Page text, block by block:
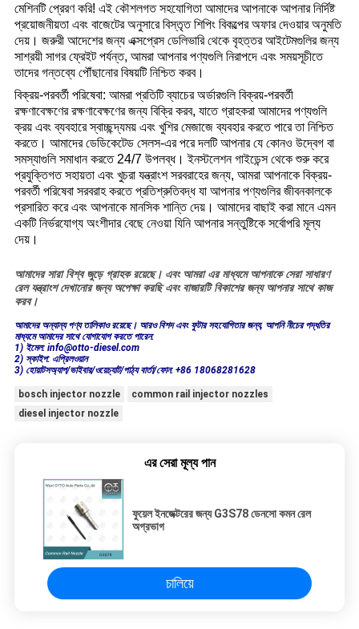
মেশিনটি প্রেরণ করি! এই কৌশলগত সহযোগিতা আমাদের আপনাকে আপনার নির্দিষ্ট
প্রয়োজনীয়তা এবং বাজেটের অনুসারে বিস্তৃত শিপিং বিকল্পের অফার দেওয়ার অনুমতি
দেয়। জরুরী আদেশের জন্য এক্সপ্রেস ডেলিভারি থেকে বৃহত্তর আইটেমগুলির জন্য
সাশ্রয়ী সাগর ফ্রেইট পর্যন্ত, আমরা আপনার পণ্যগুলি নিরাপদে এবং সময়সূচীতে
তাদের গন্তব্যে পৌঁছানোর বিষয়টি নিশ্চিত করব।
বিক্রয়-পরবর্তী পরিষেবা: আমরা প্রতিটি ব্যাচের অর্ডারগুলি বিক্রয়-পরবর্তী
রক্ষণাবেক্ষণের রক্ষণাবেক্ষণের জন্য বিক্রি করব, যাতে গ্রাহকরা আমাদের পণ্যগুলি
ক্রয় এবং ব্যবহারে স্বাচ্ছন্দ্যময় এবং খুশির মেজাজে ব্যবহার করতে পারে তা নিশ্চিত
করতে। আমাদের ডেডিকেটেড সেলস-এর পরে দলটি আপনার যে কোনও উদ্বেগ বা
সমস্যাগুলি সমাধান করতে 24/7 উপলব্ধ। ইনস্টলেশন গাইডেন্স থেকে শুরু করে
প্রযুক্তিগত সহায়তা এবং খুচরা যন্ত্রাংশ সরবরাহের জন্য, আমরা আপনাকে বিক্রয়-
পরবর্তী পরিষেবা সরবরাহ করতে প্রতিশ্রুতিবদ্ধ যা আপনার পণ্যগুলির জীবনকালকে
প্রসারিত করে এবং আপনাকে মানসিক শান্তি দেয়। আমাদের বাছাই করা মানে এমন
একটি নির্ভরযোগ্য অংশীদার বেছে নেওয়া যিনি আপনার সন্তুষ্টিকে সর্বোপরি মূল্য
দেয়।
আমাদের সারা বিশ্ব জুড়ে গ্রাহক রয়েছে। এবং আমরা এর মাধ্যমে আপনাকে সেরা সাধারণ
রেল যন্ত্রাংশ দেখানোর জন্য অপেক্ষা করছি এবং বাজারটি বিকাশের জন্য আপনার সাথে কাজ
করব।
আমাদের অন্যান্য পণ্য তালিকাও রয়েছে। আরও বিশদ এবং ফুটার সহযোগিতার জন্য, আপনি নীচের পদ্ধতির
মাধ্যমে আমাদের সাথে যোগাযোগ করতে পারেন:
1) ইমেল: info@otto-diesel.com
2) স্কাইপ: এপ্রিলওয়ান
3) হোয়াটসঅ্যাপ/ভাইবার/ওয়েচ্যাট/পাঠ্য বার্তা/ফোন: +86 18068281628
bosch injector nozzle
common rail injector nozzles
diesel injector nozzle
এর সেরা মূল্য পান
ফুয়েল ইনজেক্টরের জন্য G3S78 ডেনসো কমন রেল
অগ্রভাগ
চালিয়ে